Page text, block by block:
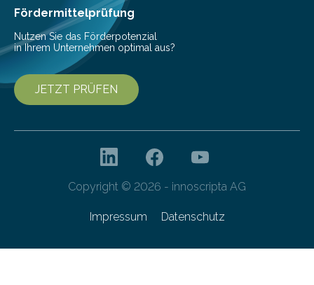
Gefahr erheblicher…
Fördermittelprüfung
Nutzen Sie das Förderpotenzial
in Ihrem Unternehmen optimal aus?
JETZT PRÜFEN
Copyright © 2026 - innoscripta AG
Impressum Datenschutz